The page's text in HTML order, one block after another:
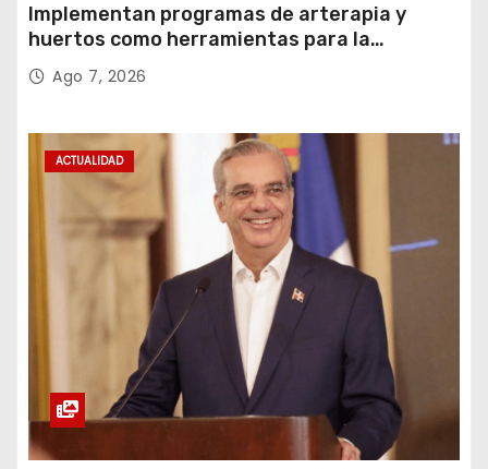
Implementan programas de arterapia y
huertos como herramientas para la
recuperación y la inclusión social
Ago 7, 2026
ACTUALIDAD